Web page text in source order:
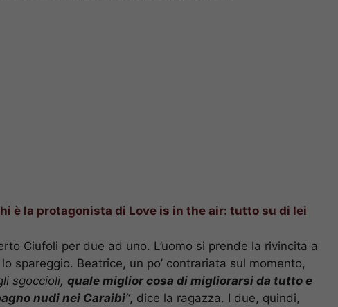
è la protagonista di Love is in the air: tutto su di lei
Ciufoli per due ad uno. L’uomo si prende la rivincita a
spareggio. Beatrice, un po’ contrariata sul momento,
sgoccioli, quale miglior cosa di migliorarsi da tutto e
nudi nei Caraibi“, dice la ragazza. I due, quindi,